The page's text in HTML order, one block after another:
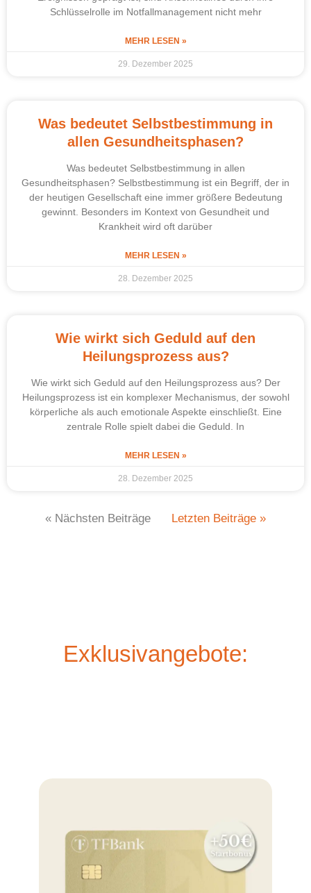
Schlüsselrolle im Notfallmanagement nicht mehr
MEHR LESEN »
29. Dezember 2025
Was bedeutet Selbstbestimmung in
allen Gesundheitsphasen?
Was bedeutet Selbstbestimmung in allen
Gesundheitsphasen? Selbstbestimmung ist ein Begriff, der in
der heutigen Gesellschaft eine immer größere Bedeutung
gewinnt. Besonders im Kontext von Gesundheit und
Krankheit wird oft darüber
MEHR LESEN »
28. Dezember 2025
Wie wirkt sich Geduld auf den
Heilungsprozess aus?
Wie wirkt sich Geduld auf den Heilungsprozess aus? Der
Heilungsprozess ist ein komplexer Mechanismus, der sowohl
körperliche als auch emotionale Aspekte einschließt. Eine
zentrale Rolle spielt dabei die Geduld. In
MEHR LESEN »
28. Dezember 2025
« Nächsten Beiträge Letzten Beiträge »
Exklusivangebote: